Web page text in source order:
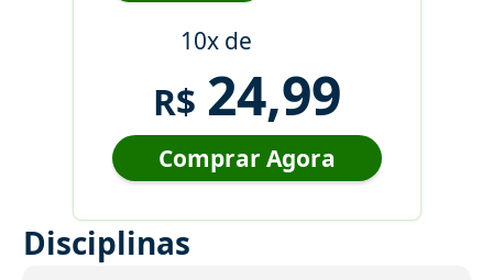
10x de
R$ 24,99
Comprar Agora
Disciplinas